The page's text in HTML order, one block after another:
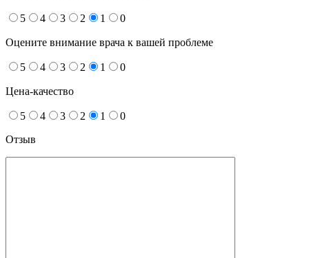
5 4 3 2 1 0
Оцените внимание врача к вашей проблеме
5 4 3 2 1 0
Цена-качество
5 4 3 2 1
0
Отзыв